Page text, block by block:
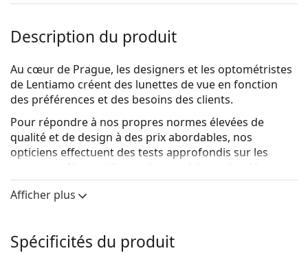
Description du produit
Au cœur de Prague, les designers et les optométristes
de Lentiamo créent des lunettes de vue en fonction
des préférences et des besoins des clients.
Pour répondre à nos propres normes élevées de
qualité et de design à des prix abordables, nos
opticiens effectuent des tests approfondis sur les
montures. Nous utilisons des matériaux
ultra-légers
qui permettent à nos montures de s'adapter
confortablement à votre visage. Pour un look parfait,
sélectionnées pour chaque type de visage.
Afficher plus
Spécificités du produit